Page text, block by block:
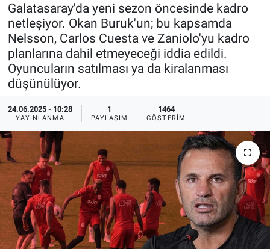
Galatasaray'da yeni sezon öncesinde kadro
netleşiyor. Okan Buruk'un; bu kapsamda
Nelsson, Carlos Cuesta ve Zaniolo'yu kadro
planlarına dahil etmeyeceği iddia edildi.
Oyuncuların satılması ya da kiralanması
düşünülüyor.
24.06.2025 - 10:28
YAYINLANMA
1
PAYLAŞIM
1464
GÖSTERIM
Dünya
Ege Saati
Ege'den Esintiler
Eğitim
Eğlence
Ekonomi
Forum
Gerçeğin İzinde
Spor
Yayın Akışı
İletişim
Son Dakika Haberleri
Haber Arşivi